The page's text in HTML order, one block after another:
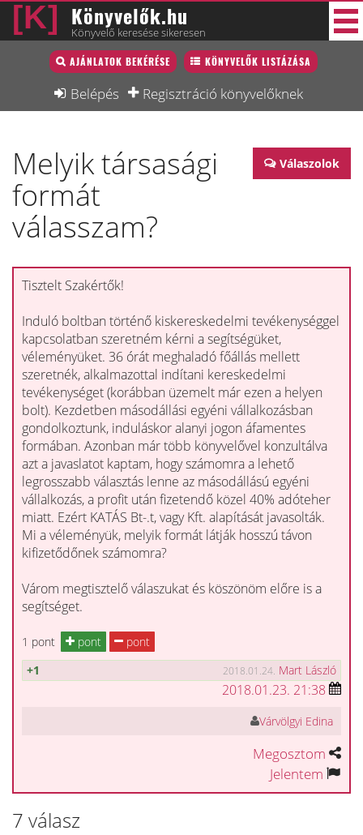
Könyvelők.hu
Könyvelő keresése sikeresen
AJÁNLATOK BEKÉRÉSE KÖNYVELŐK LISTÁZÁSA
Belépés Regisztráció könyvelőknek
Könyvelő lista
Könyvelési munkák
Interjú
Blog
Állás
Válaszolok
Melyik társasági
formát
válasszam?
Tisztelt Szakértők!
Induló boltban történő kiskereskedelmi tevékenységgel
kapcsolatban szeretném kérni a segítségüket,
véleményüket. 36 órát meghaladó főállás mellett
szeretnék, alkalmazottal indítani kereskedelmi
tevékenységet (korábban üzemelt már ezen a helyen
bolt). Kezdetben másodállási egyéni vállalkozásban
gondolkoztunk, induláskor alanyi jogon áfamentes
formában. Azonban már több könyvelővel konzultálva
azt a javaslatot kaptam, hogy számomra a lehető
legrosszabb választás lenne az másodállású egyéni
vállalkozás, a profit után fizetendő közel 40% adóteher
miatt. Ezért KATÁS Bt-.t, vagy Kft. alapítását javasolták.
Mi a véleményük, melyik formát látják hosszú távon
kifizetődőnek számomra?
Várom megtisztelő válaszukat és köszönöm előre is a
segítséget.
1 pont pont
pont
+1
2018.01.24. Mart László
2018.01.23. 21:38
Várvölgyi Edina
Megosztom
Jelentem
7 válasz